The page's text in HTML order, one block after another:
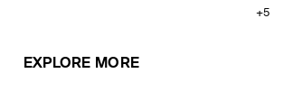
+5
EXPLORE MORE